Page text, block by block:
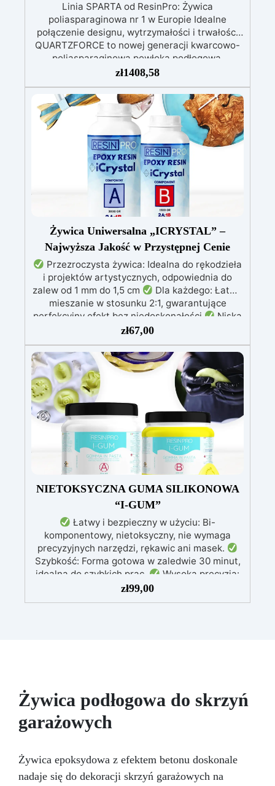
Linia SPARTA od ResinPro: Żywica
poliasparaginowa nr 1 w Europie Idealne
połączenie designu, wytrzymałości i trwałości
QUARTZFORCE to nowej generacji kwarcowo-
poliasparaginowa powłoka podłogowa,
zaprojektowana z myślą o najbardziej
wymagających środowiskach. Pochodzący z
profesjonalnej linii SPARTA marki ResinPro
produkt łączy wysokiej czystości barwiony
kwarc z najwyższej jakości żywicą
poliasparaginową, tworząc bezspoinową,
wyjątkowo wytrzymałą i estetycznie atrakcyjną
podłogę. Dzięki zaawansowanej formule
QUARTZFORCE zapewnia wyjątkową
odporność na ścieranie, doskonałą stabilność
UV oraz szybkie wykonanie, jednocześnie
nadając powierzchniom elegancki i nowoczesny
mineralny wygląd. Zestaw 20 kg wystarcza na
pokrycie od 10 do 13 m².
zł1408,58
Żywica Uniwersalna „ICRYSTAL” –
Najwyższa Jakość w Przystępnej Cenie
Przezroczysta żywica: Idealna do rękodzieła
i projektów artystycznych, odpowiednia do
zalew od 1 mm do 1,5 cm
Dla każdego: Łatwe
mieszanie w stosunku 2:1, gwarantujące
perfekcyjny efekt bez niedoskonałości
Niska
lepkość: Zapewnia odlewy bez pęcherzyków,
kompatybilna z drewnem, silikonem, szkłem,
metalem i innymi materiałami
Bezpieczna po
utwardzeniu: Nietoksyczna, bezpieczna dla
skóry, wolna od BPA i rozpuszczalników (VOC
Free)
Błyszcząca i samopoziomująca: Z
filtrami UV przeciw żółknięciu dla trwałego i
lśniącego wykończenia
zł67,00
NIETOKSYCZNA GUMA SILIKONOWA
“I-GUM”
Łatwy i bezpieczny w użyciu: Bi-
komponentowy, nietoksyczny, nie wymaga
precyzyjnych narzędzi, rękawic ani masek.
Szybkość: Forma gotowa w zaledwie 30 minut,
idealna do szybkich prac.
Wysoka precyzja:
Odwzorowuje drobne i skomplikowane detale,
zapewniając profesjonalny rezultat.
zł99,00
Żywica podłogowa do skrzyń
garażowych
Żywica epoksydowa z efektem betonu doskonale
nadaje się do dekoracji skrzyń garażowych na